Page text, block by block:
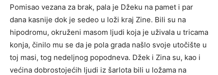
Pomisao vezana za brak, pala je Džeku na pamet i par
dana kasnije dok je sedeo u loži kraj Zine. Bili su na
hipodromu, okruženi masom ljudi koja je uživala u tricama
konja, činilo mu se da je pola grada našlo svoje utočište u
toj masi, tog nedeljnog popodneva. Džek i Zina su, kao i
većina dobrostojećih ljudi iz šarlota bili u ložama na